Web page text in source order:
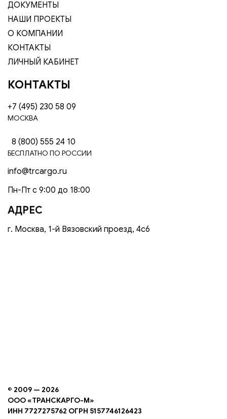
ДОКУМЕНТЫ
НАШИ ПРОЕКТЫ
О КОМПАНИИ
КОНТАКТЫ
ЛИЧНЫЙ КАБИНЕТ
КОНТАКТЫ
+7 (495) 230 58 09
МОСКВА
8 (800) 555 24 10
БЕСПЛАТНО ПО РОССИИ
info@trcargo.ru
Пн-Пт с 9:00 до 18:00
АДРЕС
г. Москва, 1-й Вязовский проезд, 4с6
© 2009 — 2026
ООО «ТРАНСКАРГО-М»
ИНН 7727275762 ОГРН 5157746126423